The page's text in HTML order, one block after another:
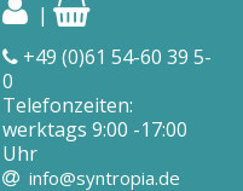
|
+49 (0)61 54-60 39 5-
0
Telefonzeiten:
werktags 9:00 -17:00
Uhr
info@syntropia.de